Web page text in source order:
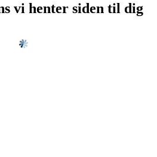
vi henter siden til dig